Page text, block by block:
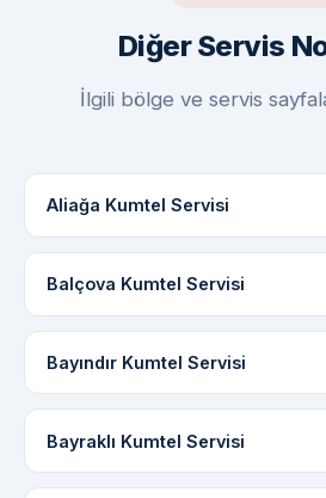
Diğer Servis
İlgili bölge ve servis
Aliağa Kumtel Servisi
Balçova Kumtel Servisi
Bayındır Kumtel Servisi
Bayraklı Kumtel Servisi